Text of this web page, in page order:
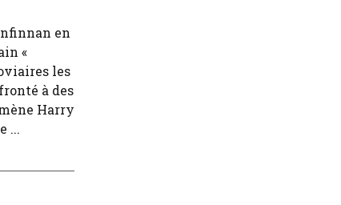
en
«
les
à des
Harry
...